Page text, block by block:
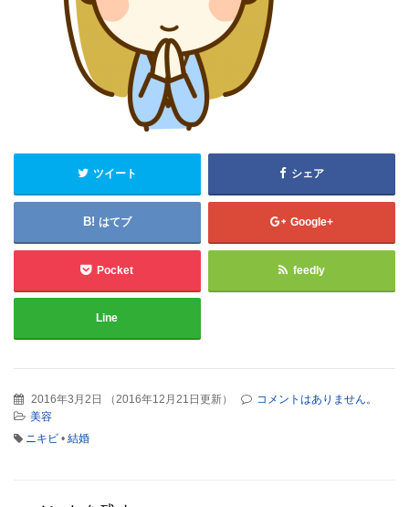
ツイート シェア
はてブ Google+
Pocket feedly
Line
2016年3月2日 （ 2016年12月21日更新）
コメントはありません。
美容
ニキビ • 結婚